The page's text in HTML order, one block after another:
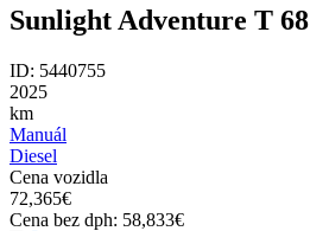
Sunlight Adventure T 68
ID: 5440755
2025
km
Manuál
Diesel
Cena vozidla
72,365€
Cena bez dph: 58,833€